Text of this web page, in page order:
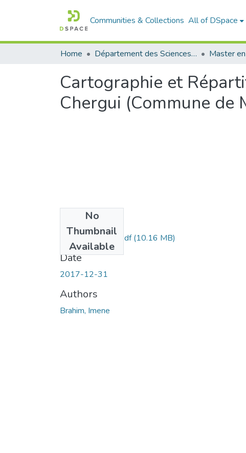
Communities & Collections All of DSpace
Home Département des Sciences Agronomiques et Forestières Master
Cartographie et
Chergui (Commune de
No
Thumbnail
Available
BRAHIM-Imene.pdf(10.16 MB)
Date
2017-12-31
Authors
Brahim, Imene